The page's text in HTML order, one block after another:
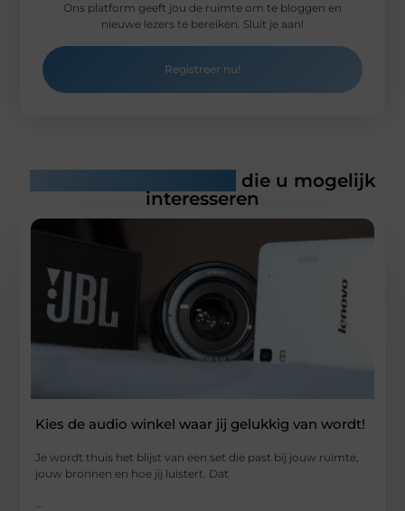
Ons platform geeft jou de ruimte om te bloggen en
nieuwe lezers te bereiken. Sluit je aan!
Registreer nu!
die u mogelijk
interesseren
Kies de audio winkel waar jij gelukkig van wordt!
Je wordt thuis het blijst van een set die past bij jouw ruimte,
jouw bronnen en hoe jij luistert. Dat